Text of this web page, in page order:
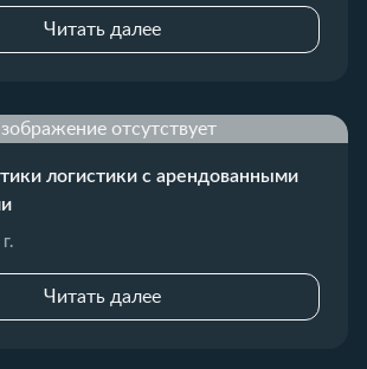
Читать далее
отсутствует
логистики с арендованными
Читать далее